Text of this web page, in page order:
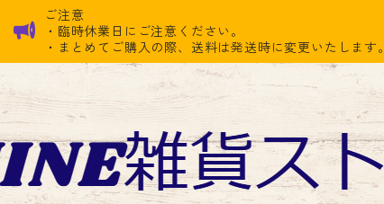
ご注意
・臨時休業日にご注意ください。
・まとめてご購入の際、送料は発送時に変更いたします。